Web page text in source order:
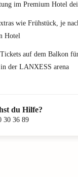
im Premium Hotel
wie Frühstück, je
Hotel
auf dem Balkon
der LANXESS arena
du Hilfe?
30 36 89